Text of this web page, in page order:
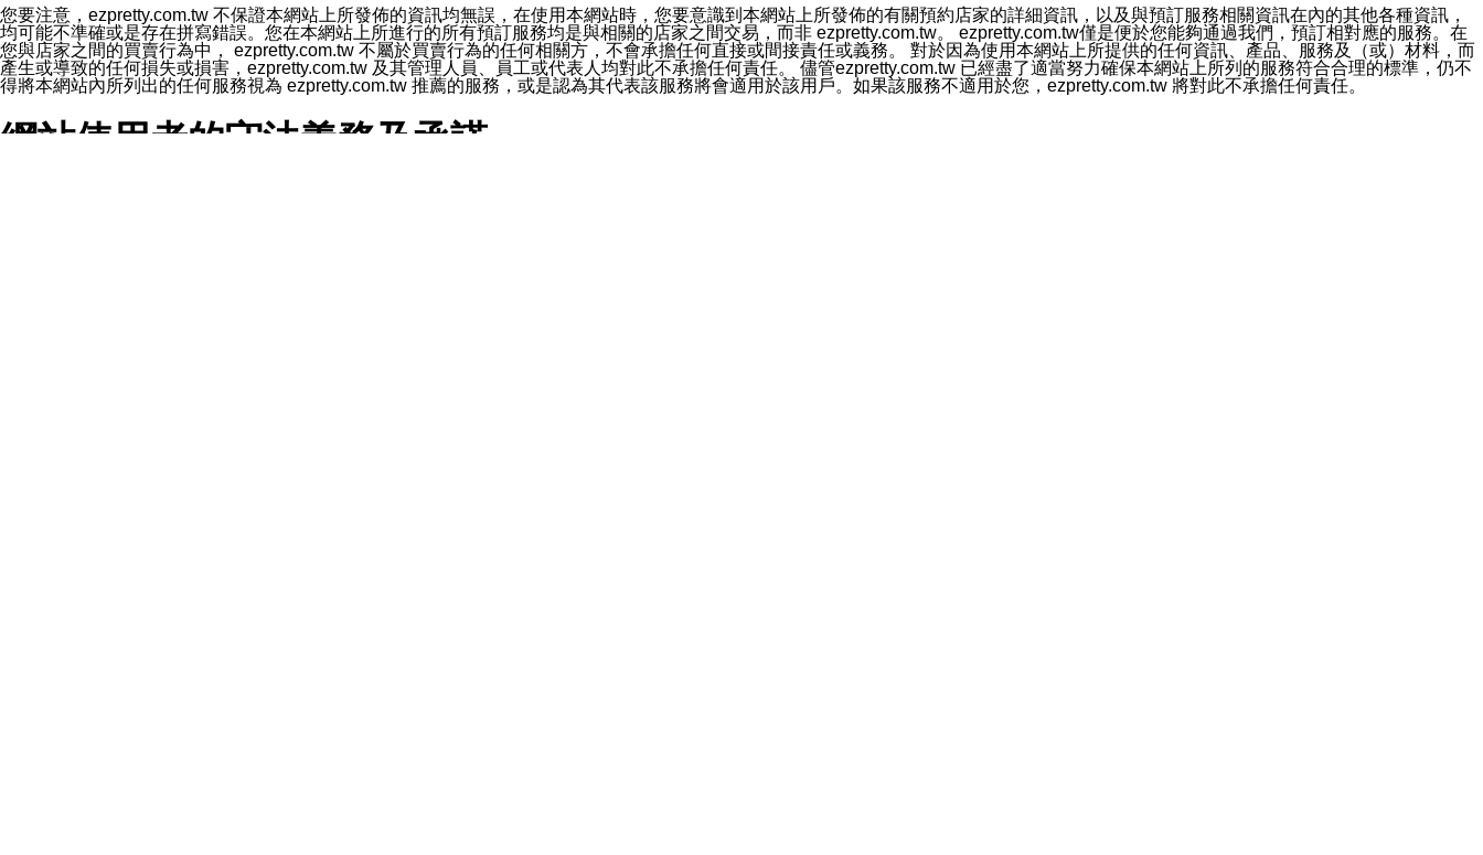
5.開關「接收LINE通知型訊息」
❗️關閉「接收通知型訊息」後，將不會接收到來自任何企業官方帳號或認證官方帳號的通知型訊息。
您要注意，ezpretty.com.tw 不保證本網站上所發佈的資訊均無誤，在使用本網站時，您要意識到本網站上所發佈的有關預約店家的詳細資訊，以及與預訂服務相關資訊在內的其他各種資訊，
均可能不準確或是存在拼寫錯誤。您在本網站上所進行的所有預訂服務均是與相關的店家之間交易，而非 ezpretty.com.tw。 ezpretty.com.tw僅是便於您能夠通過我們，預訂相對應的服務。在
您與店家之間的買賣行為中， ezpretty.com.tw 不屬於買賣行為的任何相關方，不會承擔任何直接或間接責任或義務。 對於因為使用本網站上所提供的任何資訊、產品、服務及（或）材料，而
產生或導致的任何損失或損害，ezpretty.com.tw 及其管理人員、員工或代表人均對此不承擔任何責任。 儘管ezpretty.com.tw 已經盡了適當努力確保本網站上所列的服務符合合理的標準，仍不
得將本網站內所列出的任何服務視為 ezpretty.com.tw 推薦的服務，或是認為其代表該服務將會適用於該用戶。如果該服務不適用於您，ezpretty.com.tw 將對此不承擔任何責任。
網站使用者的守法義務及承諾